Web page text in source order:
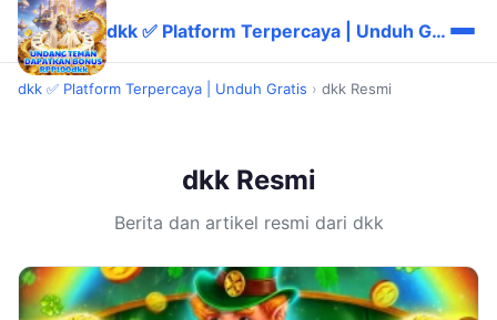
dkk ✅ Platform Terpercaya | Unduh Gratis
dkk ✅ Platform Terpercaya | Unduh Gratis › dkk Resmi
dkk Resmi
Berita dan artikel resmi dari dkk